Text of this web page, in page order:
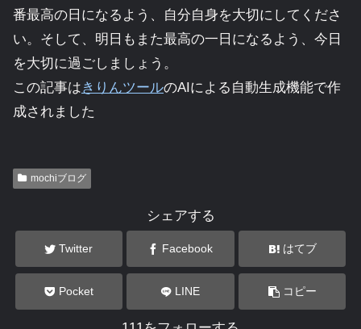
番最高の日になるよう、自分自身を大切にしてくださ
い。そして、明日もまた最高の一日になるよう、今日
を大切に過ごしましょう。
この記事はきりんツールのAIによる自動生成機能で作
成されました
mochiブログ
シェアする
Twitter Facebook はてブ
Pocket LINE コピー